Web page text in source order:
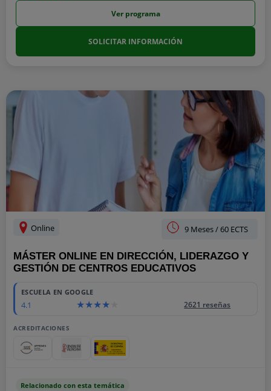
Ver programa
SOLICITAR INFORMACIÓN
Online 9 Meses / 60 ECTS
MÁSTER ONLINE EN DIRECCIÓN, LIDERAZGO Y
GESTIÓN DE CENTROS EDUCATIVOS
ESCUELA EN GOOGLE
4.1 2621 reseñas
ACREDITACIONES
Relacionado con esta temática